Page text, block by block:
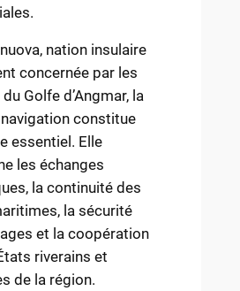
nation insulaire
concernée par les
Golfe d’Angmar, la
navigation constitue
essentiel. Elle
les échanges
la continuité des
la sécurité
et la coopération
riverains et
de la région.